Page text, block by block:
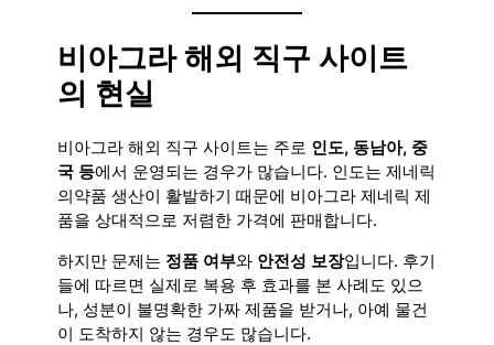
비아그라 해외 직구 사이트
의 현실
비아그라 해외 직구 사이트는 주로 인도, 동남아, 중
국 등에서 운영되는 경우가 많습니다. 인도는 제네릭
의약품 생산이 활발하기 때문에 비아그라 제네릭 제
품을 상대적으로 저렴한 가격에 판매합니다.
하지만 문제는 정품 여부와 안전성 보장입니다. 후기
들에 따르면 실제로 복용 후 효과를 본 사례도 있으
나, 성분이 불명확한 가짜 제품을 받거나, 아예 물건
이 도착하지 않는 경우도 많습니다.